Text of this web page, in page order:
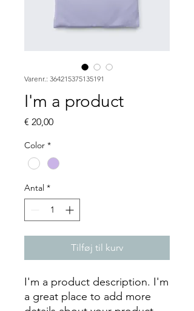
Varenr.: 364215375135191
I'm a product
€ 20,00Pris
Color *
Antal *
Tilføj til kurv
I'm a product description. I'm
a great place to add more